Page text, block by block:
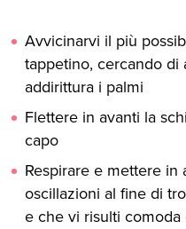
Avvicinarvi il più
tappetino, cercando
addirittura i palmi
Flettere in avanti la
capo
Respirare e mettere
oscillazioni al fine di
e che vi risulti